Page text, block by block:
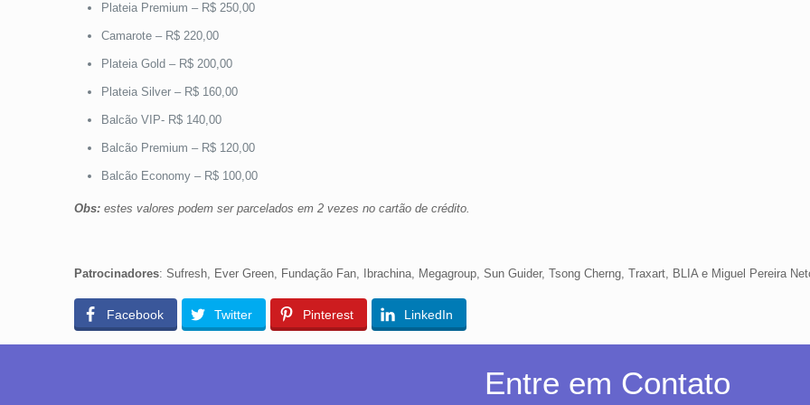
Plateia Premium – R$ 250,00
Camarote – R$ 220,00
Plateia Gold – R$ 200,00
Plateia Silver – R$ 160,00
Balcão VIP- R$ 140,00
Balcão Premium – R$ 120,00
Balcão Economy – R$ 100,00
Obs: estes valores podem ser parcelados em 2 vezes no cartão de crédito.
Patrocinadores: Sufresh, Ever Green, Fundação Fan, Ibrachina, Megagroup, Sun Guider, Tsong Cherng, Traxart, BLIA e Miguel Pereira
Facebook Twitter Pinterest LinkedIn
Entre em Contato